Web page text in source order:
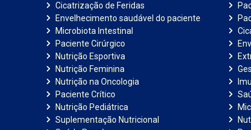
Cicatrização de Feridas
Envelhecimento saudável do paciente
Microbiota Intestinal
Paciente Cirúrgico
Nutrição Esportiva
Nutrição Feminina
Nutrição na Oncologia
Paciente Crítico
Nutrição Pediátrica
Suplementação Nutricional